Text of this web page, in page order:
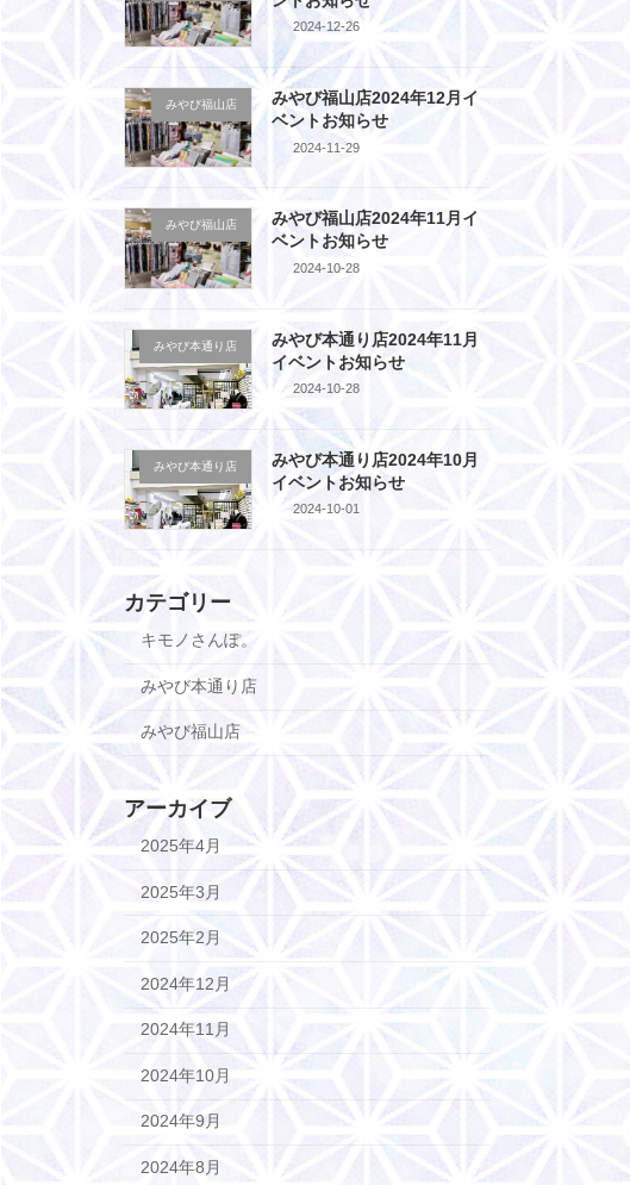
2024-12-26
みやび福山店
みやび福山店2024年12月イ
ベントお知らせ
2024-11-29
みやび福山店
みやび福山店2024年11月イ
ベントお知らせ
2024-10-28
みやび本通り店
みやび本通り店2024年11月
イベントお知らせ
2024-10-28
みやび本通り店
みやび本通り店2024年10月
イベントお知らせ
2024-10-01
カテゴリー
キモノさんぽ。
みやび本通り店
みやび福山店
アーカイブ
2025年4月
2025年3月
2025年2月
2024年12月
2024年11月
2024年10月
2024年9月
2024年8月